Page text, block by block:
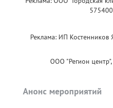
Реклама: ИП
ООО "Регион
Анонс мероприятий